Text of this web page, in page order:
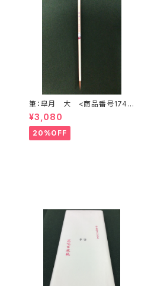
筆：皐月 大 <商品番号1748
>
¥3,080
20%OFF